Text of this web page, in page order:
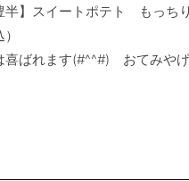
半】スイートポテト　もっち
喜ばれます(#^^#)　おてみや